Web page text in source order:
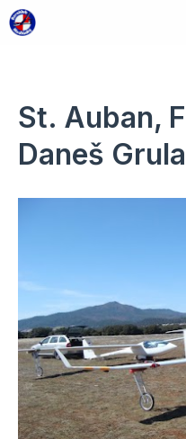
Přeskočit
na
St. Auban,
Daneš Grula